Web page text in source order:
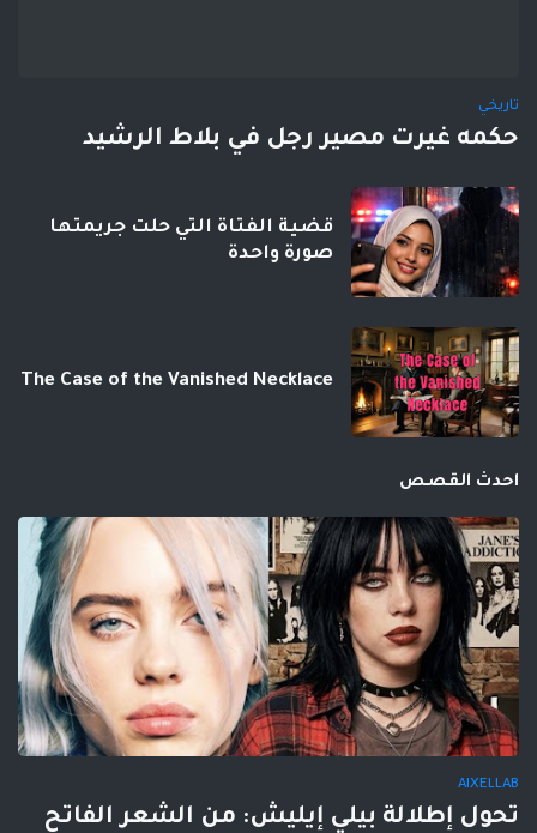
تاريخي
حكمه غيرت مصير رجل في بلاط الرشيد
قضية الفتاة التي حلت جريمتها
صورة واحدة
The Case of the Vanished Necklace
احدث القصص
AIXELLAB
تحول إطلالة بيلي إيليش: من الشعر الفاتح